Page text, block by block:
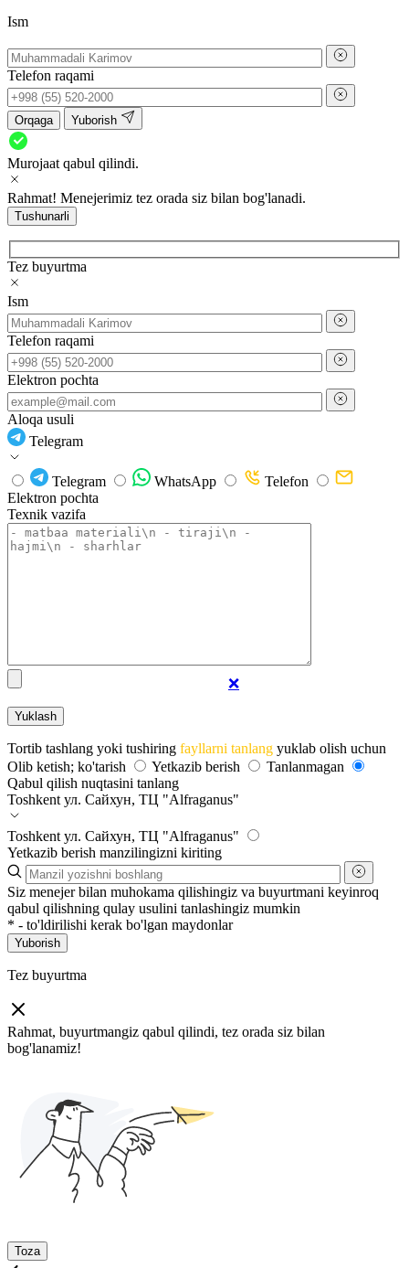
Ism
Telefon raqami
Orqaga Yuborish
Murojaat qabul qilindi.
Rahmat! Menejerimiz tez orada siz bilan bog'lanadi.
Tushunarli
Tez buyurtma
Ism
Telefon raqami
Elektron pochta
Aloqa usuli
Telegram
Telegram WhatsApp
Telefon
Elektron pochta
Texnik vazifa
❌
Tortib tashlang yoki tushiring fayllarni tanlang yuklab olish uchun
Olib ketish; ko'tarish
Yetkazib berish
Tanlanmagan
Qabul qilish nuqtasini tanlang
Toshkent ул. Сайхун, ТЦ "Alfraganus"
Toshkent ул. Сайхун, ТЦ "Alfraganus"
Yetkazib berish manzilingizni kiriting
Siz menejer bilan muhokama qilishingiz va buyurtmani keyinroq
qabul qilishning qulay usulini tanlashingiz mumkin
* - to'ldirilishi kerak bo'lgan maydonlar
Yuborish
Tez buyurtma
Rahmat, buyurtmangiz qabul qilindi, tez orada siz bilan
bog'lanamiz!
Toza